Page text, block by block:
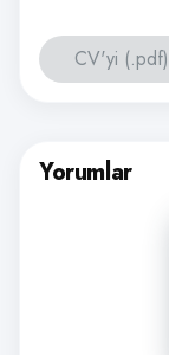
CV'yi (.pdf)
Yorumlar